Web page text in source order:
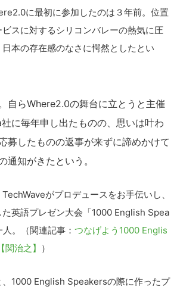
に最初に参加したのは３年前。位置
スに対するシリコンバレーの熱気に圧
本の存在感のなさに愕然としたとい
自らWhere2.0の舞台に立とうと主催
に毎年申し出たものの、思いは叶わ
募したものの返事が来ずに諦めかけて
通知がきたという。
がプロデュースをお手伝いし、
英語プレゼン大会「1000 English Spea
。（関連記事： つなげよう1000 Englis
治之】 ）
1000 English Speakersの際に作ったプ